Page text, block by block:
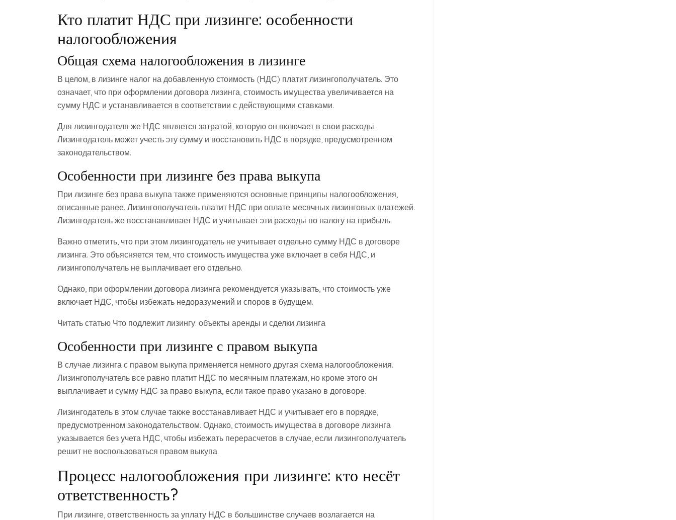
Кто платит НДС при лизинге: особенности
налогообложения
Общая схема налогообложения в лизинге
В целом, в лизинге налог на добавленную стоимость (НДС) платит лизингополучатель. Это
означает, что при оформлении договора лизинга, стоимость имущества увеличивается на
сумму НДС и устанавливается в соответствии с действующими ставками.
Для лизингодателя же НДС является затратой, которую он включает в свои расходы.
Лизингодатель может учесть эту сумму и восстановить НДС в порядке, предусмотренном
законодательством.
Особенности при лизинге без права выкупа
При лизинге без права выкупа также применяются основные принципы налогообложения,
описанные ранее. Лизингополучатель платит НДС при оплате месячных лизинговых платежей.
Лизингодатель же восстанавливает НДС и учитывает эти расходы по налогу на прибыль.
Важно отметить, что при этом лизингодатель не учитывает отдельно сумму НДС в договоре
лизинга. Это объясняется тем, что стоимость имущества уже включает в себя НДС, и
лизингополучатель не выплачивает его отдельно.
Однако, при оформлении договора лизинга рекомендуется указывать, что стоимость уже
включает НДС, чтобы избежать недоразумений и споров в будущем.
Читать статью Что подлежит лизингу: объекты аренды и сделки лизинга
Особенности при лизинге с правом выкупа
В случае лизинга с правом выкупа применяется немного другая схема налогообложения.
Лизингополучатель все равно платит НДС по месячным платежам, но кроме этого он
выплачивает и сумму НДС за право выкупа, если такое право указано в договоре.
Лизингодатель в этом случае также восстанавливает НДС и учитывает его в порядке,
предусмотренном законодательством. Однако, стоимость имущества в договоре лизинга
указывается без учета НДС, чтобы избежать перерасчетов в случае, если лизингополучатель
решит не воспользоваться правом выкупа.
Процесс налогообложения при лизинге: кто несёт
ответственность?
При лизинге, ответственность за уплату НДС в большинстве случаев возлагается на